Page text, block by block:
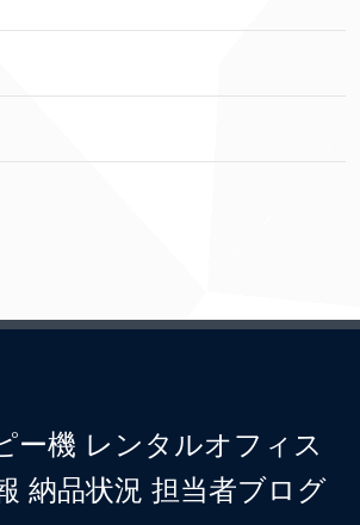
ー機 レンタルオフィス
納品状況 担当者ブログ